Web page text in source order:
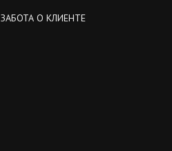
ЗАБОТА О КЛИЕНТЕ